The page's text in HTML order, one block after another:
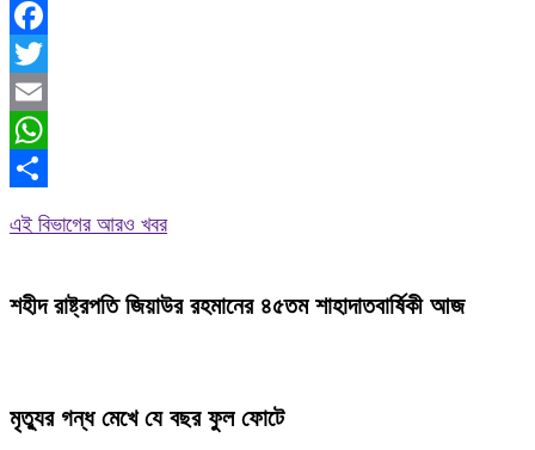
Facebook
Twitter
Email
WhatsApp
এই বিভাগের আরও খবর
শহীদ রাষ্ট্রপতি জিয়াউর রহমানের ৪৫তম শাহাদাতবার্ষিকী আজ
মৃত্যুর গন্ধ মেখে যে বছর ফুল ফোটে